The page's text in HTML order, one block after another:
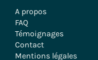
A propos
FAQ
Témoignages
Contact
Mentions légales